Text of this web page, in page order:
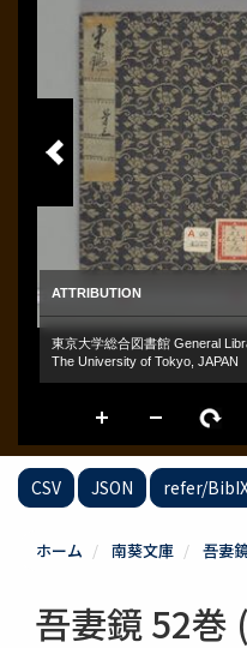
CSV JSON refer/
ホーム 南葵文庫 吾妻
吾妻鏡 52巻